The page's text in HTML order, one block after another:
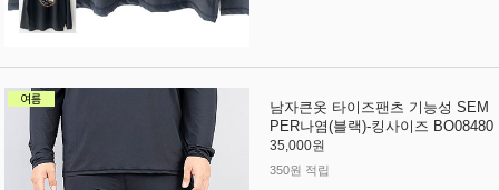
남자큰옷 타이즈팬츠 기능성 SEM
PER나염(블랙)-킹사이즈 BO08480
35,000원
350원 적립